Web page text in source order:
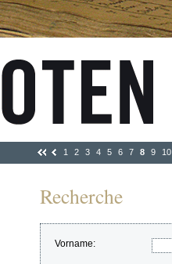
1 2 3 4 5 6 7 8 9 10
Recherche
Vorname: